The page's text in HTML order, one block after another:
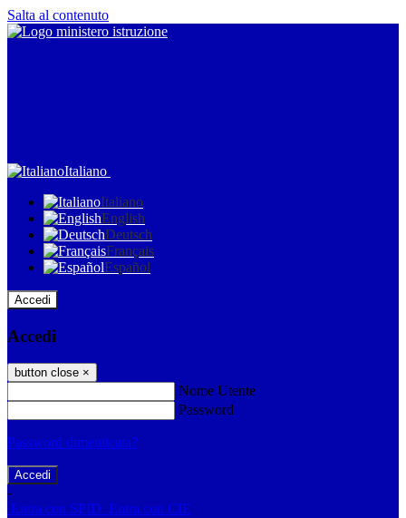
Salta al contenuto
Italiano
Italiano
English
Deutsch
Français
Español
Accedi
Accedi
button close ×
Nome Utente
Password
Password dimenticata?
-
Entra con SPID Entra con CIE